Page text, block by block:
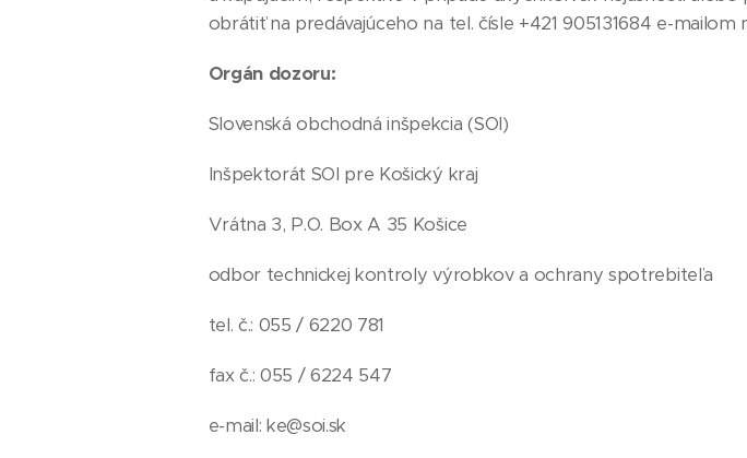
obrátiť na predávajúceho na tel. čísle +421 905131684 e-mailom
Orgán dozoru:
Slovenská obchodná inšpekcia (SOI)
Inšpektorát SOI pre Košický kraj
Vrátna 3, P.O. Box A 35 Košice
odbor technickej kontroly výrobkov a ochrany spotrebiteľa
tel. č.: 055 / 6220 781
fax č.: 055 / 6224 547
e-mail: ke@soi.sk